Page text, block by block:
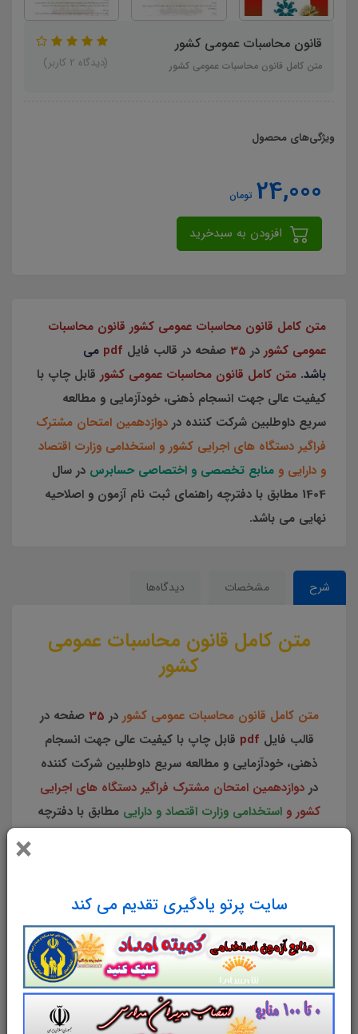
×
سایت پرتو یادگیری تقدیم می کند
قانون محاسبات عمومی کشور
متن کامل قانون محاسبات عمومی کشور (دیدگاه 2 کاربر)
ویژگی‌های محصول
24,000 تومان
متن کامل قانون محاسبات عمومی کشور قانون محاسبات
عمومی کشور در 35 صفحه در قالب فایل pdf می
باشد. متن کامل قانون محاسبات عمومی کشور قابل چاپ با
کیفیت عالی جهت انسجام ذهنی، خودآزمایی و مطالعه
سریع داوطلبین شرکت کننده در دوازدهمین امتحان مشترک
فراگیر دستگاه های اجرایی کشور و استخدامی وزارت اقتصاد
و دارایی و منابع تخصصی و اختصاصی حسابرس در سال
1404 مطابق با دفترچه راهنمای ثبت نام آزمون و اصلاحیه
نهایی می باشد.
شرح مشخصات دیدگاه‌ها
متن کامل قانون محاسبات عمومی
کشور
متن کامل قانون محاسبات عمومی کشور در 35 صفحه در
قالب فایل pdf قابل چاپ با کیفیت عالی جهت انسجام
ذهنی، خودآزمایی و مطالعه سریع داوطلبین شرکت کننده
در دوازدهمین امتحان مشترک فراگیر دستگاه های اجرایی
کشور و استخدامی وزارت اقتصاد و دارایی مطابق با دفترچه
مطابق با دوازدهمین امتحان مشترک
فراگیر دستگاه های اجرایی کشور
سایت علمی، آموزشی و فرهنگی پرتو یادگیری